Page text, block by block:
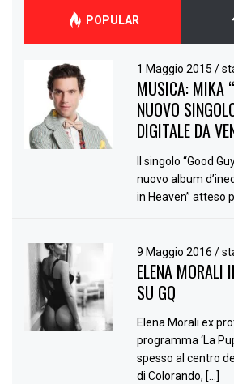
POPULAR
1 Maggio 2015/
MUSICA: MIKA
NUOVO
DIGITALE DA
Il singolo “Good
nuovo album
in Heaven” atteso
9 Maggio 2016/
ELENA MORALI
SU GQ
Elena Morali ex
programma ‘La
spesso al centro
di Colorando, […]